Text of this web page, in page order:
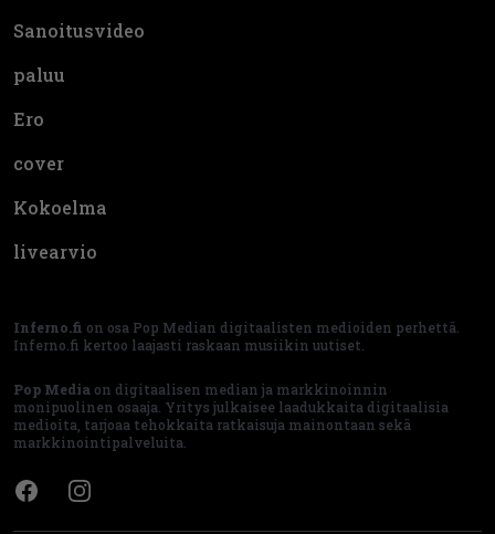
Sanoitusvideo
paluu
Ero
cover
Kokoelma
livearvio
Inferno.fi on osa Pop Median digitaalisten medioiden perhettä.
Inferno.fi kertoo laajasti raskaan musiikin uutiset.
Pop Media on digitaalisen median ja markkinoinnin
monipuolinen osaaja. Yritys julkaisee laadukkaita digitaalisia
medioita, tarjoaa tehokkaita ratkaisuja mainontaan sekä
markkinointipalveluita.
FacebookInstagram